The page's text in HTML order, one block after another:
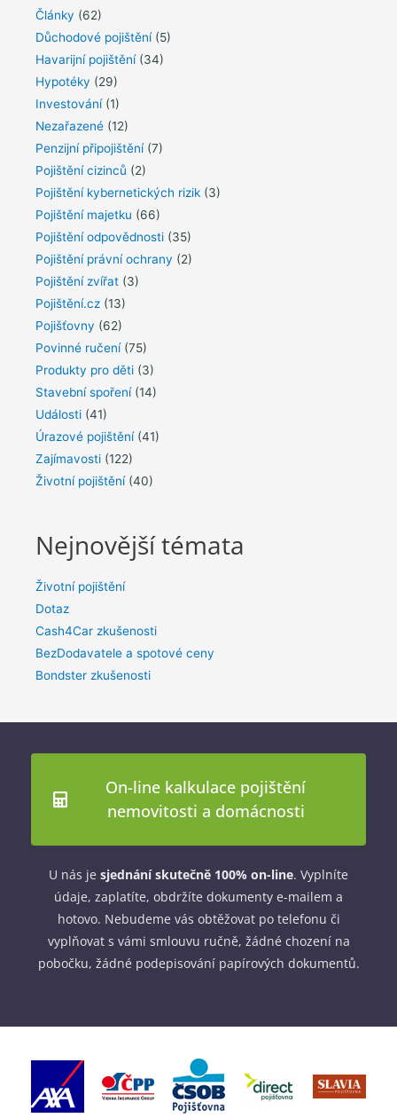
Články (62)
Důchodové pojištění(5)
Havarijní pojištění(34)
Hypotéky (29)
Investování(1)
Nezařazené (12)
Penzijní připojištění(7)
Pojištění cizinců (2)
Pojištění kybernetických rizik (3)
Pojištění majetku (66)
Pojištění odpovědnosti (35)
Pojištění právní ochrany (2)
Pojištění zvířat (3)
Pojištění.cz (13)
Pojišťovny (62)
Povinné ručení(75)
Produkty pro děti (3)
Stavební spoření(14)
Události (41)
Úrazové pojištění(41)
Zajímavosti (122)
Životní pojištění(40)
Nejnovější témata
Životní pojištění
Dotaz
Cash4Car zkušenosti
BezDodavatele a spotové ceny
Bondster zkušenosti
On-line kalkulace pojištění
nemovitosti a domácnosti
U nás je sjednání skutečně 100% on-line. Vyplníte
údaje, zaplatíte, obdržíte dokumenty e-mailem a
hotovo. Nebudeme vás obtěžovat po telefonu či
vyplňovat s vámi smlouvu ručně, žádné chození na
pobočku, žádné podepisování papírových dokumentů.